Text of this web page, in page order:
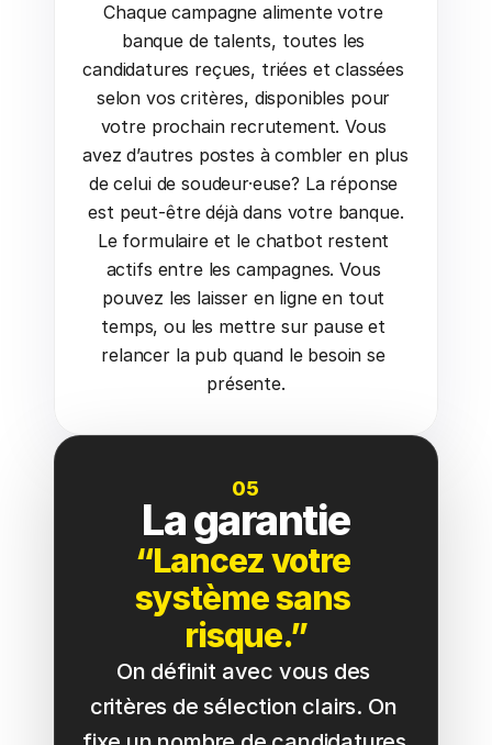
Chaque campagne alimente votre
banque de talents, toutes les
candidatures reçues, triées et classées
selon vos critères, disponibles pour
votre prochain recrutement. Vous
avez d’autres postes à combler en plus
de celui de soudeur·euse? La réponse
est peut-être déjà dans votre banque.
Le formulaire et le chatbot restent
actifs entre les campagnes. Vous
pouvez les laisser en ligne en tout
temps, ou les mettre sur pause et
relancer la pub quand le besoin se
présente.
05
La garantie
“Lancez votre
système sans
risque.”
On définit avec vous des
critères de sélection clairs. On